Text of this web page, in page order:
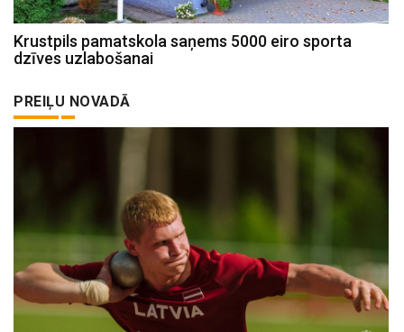
Krustpils pamatskola saņems 5000 eiro sporta
dzīves uzlabošanai
PREIĻU NOVADĀ